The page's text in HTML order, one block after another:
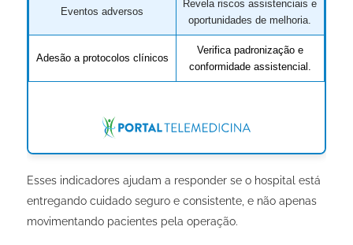
Eventos adversos
Revela riscos assistenciais e
oportunidades de melhoria.
Adesão a protocolos clínicos
Verifica padronização e
conformidade assistencial.
Esses indicadores ajudam a responder se o hospital está
entregando cuidado seguro e consistente, e não apenas
movimentando pacientes pela operação.